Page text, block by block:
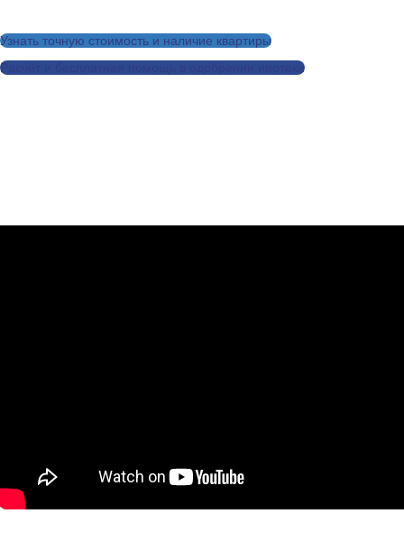
Узнать точную стоимость и наличие квартиры
Расчёт и бесплатная помощь в одобрении ипотеки